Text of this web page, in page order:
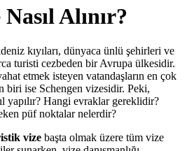
Alınır?
kıyıları, dünyaca ünlü şehirleri ve
turisti cezbeden bir Avrupa ülkesidir.
etmek isteyen vatandaşların en çok
biri ise Schengen vizesidir. Peki,
yapılır? Hangi evraklar gereklidir?
püf noktalar nelerdir?
vize başta olmak üzere tüm vize